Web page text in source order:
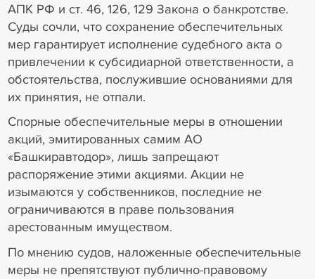
АПК РФ и ст. 46, 126, 129 Закона о банкротстве.
Суды сочли, что сохранение обеспечительных
мер гарантирует исполнение судебного акта о
привлечении к субсидиарной ответственности, а
обстоятельства, послужившие основаниями для
их принятия, не отпали.
Спорные обеспечительные меры в отношении
акций, эмитированных самим АО
«Башкиравтодор», лишь запрещают
распоряжение этими акциями. Акции не
изымаются у собственников, последние не
ограничиваются в праве пользования
арестованным имуществом.
По мнению судов, наложенные обеспечительные
меры не препятствуют публично-правовому